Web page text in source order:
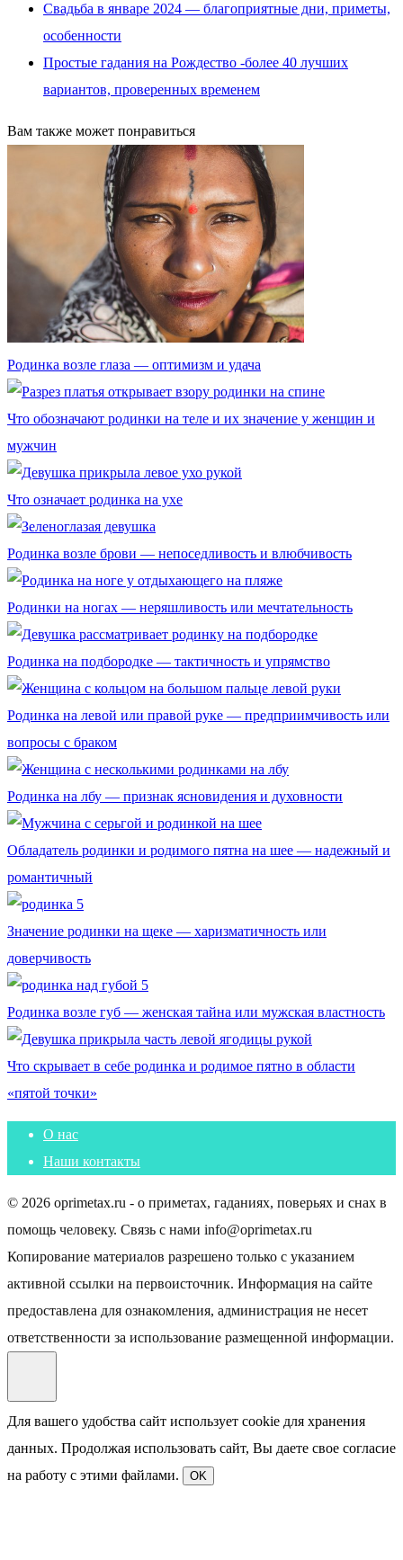
Свадьба в январе 2024 — благоприятные дни, приметы,
особенности
Простые гадания на Рождество -более 40 лучших
вариантов, проверенных временем
Вам также может понравиться
Родинка возле глаза — оптимизм и удача
Что обозначают родинки на теле и их значение у женщин и
мужчин
Что означает родинка на ухе
Родинка возле брови — непоседливость и влюбчивость
Родинки на ногах — неряшливость или мечтательность
Родинка на подбородке — тактичность и упрямство
Родинка на левой или правой руке — предприимчивость или
вопросы с браком
Родинка на лбу — признак ясновидения и духовности
Обладатель родинки и родимого пятна на шее — надежный и
романтичный
Значение родинки на щеке — харизматичность или
доверчивость
Родинка возле губ — женская тайна или мужская властность
Что скрывает в себе родинка и родимое пятно в области
«пятой точки»
О нас
Наши контакты
© 2026 oprimetax.ru - о приметах, гаданиях, поверьях и снах в
помощь человеку. Связь с нами info@oprimetax.ru
Копирование материалов разрешено только с указанием
активной ссылки на первоисточник. Информация на сайте
предоставлена для ознакомления, администрация не несет
ответственности за использование размещенной информации.
Для вашего удобства сайт использует cookie для хранения
данных. Продолжая использовать сайт, Вы даете свое согласие
на работу с этими файлами.
OK